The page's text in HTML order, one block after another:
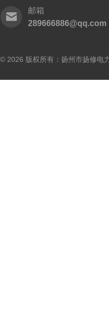
邮箱
289666886@qq.com
© 2026 版权所有：扬州市扬修电